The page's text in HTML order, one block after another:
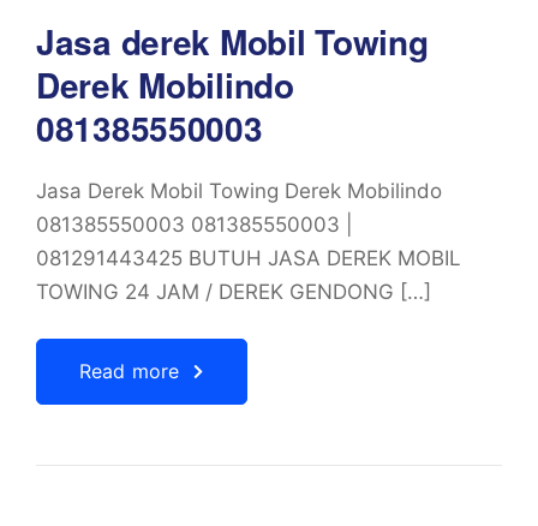
Jasa derek Mobil Towing
Derek Mobilindo
081385550003
Jasa Derek Mobil Towing Derek Mobilindo
081385550003 081385550003 |
081291443425 BUTUH JASA DEREK MOBIL
TOWING 24 JAM / DEREK GENDONG […]
Read more